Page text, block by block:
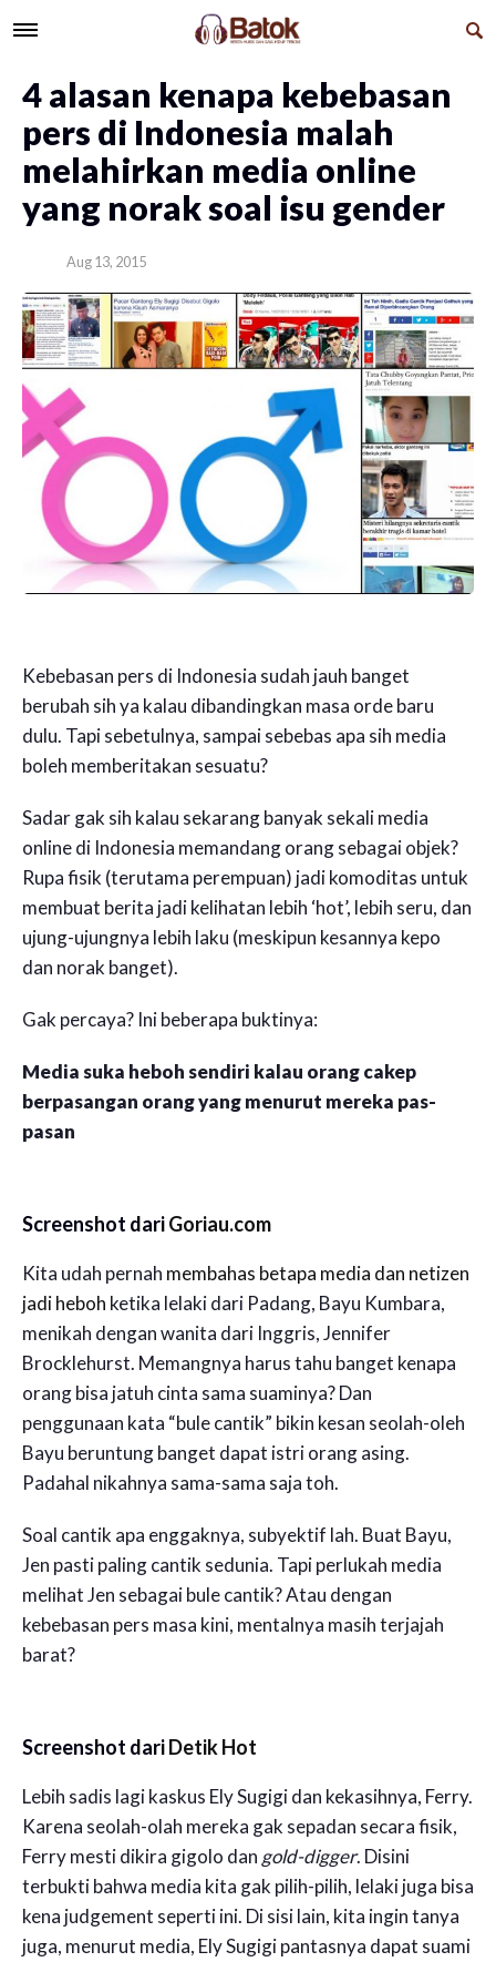
​4 alasan kenapa kebebasan
pers di Indonesia malah
melahirkan media online
yang norak soal isu gender
Aug 13, 2015
Kebebasan pers di Indonesia sudah jauh banget
berubah sih ya kalau dibandingkan masa orde baru
dulu. Tapi sebetulnya, sampai sebebas apa sih media
boleh memberitakan sesuatu?
Sadar gak sih kalau sekarang banyak sekali media
online di Indonesia memandang orang sebagai objek?
Rupa fisik (terutama perempuan) jadi komoditas untuk
membuat berita jadi kelihatan lebih ‘hot’, lebih seru, dan
ujung-ujungnya lebih laku (meskipun kesannya kepo
dan norak banget).
Gak percaya? Ini beberapa buktinya:
Media suka heboh sendiri kalau orang cakep
berpasangan orang yang menurut mereka pas-
pasan
Screenshot dariGoriau.com
Kita udah pernah membahas betapa media dan netizen
jadi heboh ketika lelaki dari Padang, Bayu Kumbara,
menikah dengan wanita dari Inggris, Jennifer
Brocklehurst. Memangnya harus tahu banget kenapa
orang bisa jatuh cinta sama suaminya? Dan
penggunaan kata “bule cantik” bikin kesan seolah-oleh
Bayu beruntung banget dapat istri orang asing.
Padahal nikahnya sama-sama saja toh.
Soal cantik apa enggaknya, subyektif lah. Buat Bayu,
Jen pasti paling cantik sedunia. Tapi perlukah media
melihat Jen sebagai bule cantik? Atau dengan
kebebasan pers masa kini, mentalnya masih terjajah
barat?
Screenshot dariDetik Hot
Lebih sadis lagi kaskus Ely Sugigi dan kekasihnya, Ferry.
Karena seolah-olah mereka gak sepadan secara fisik,
Ferry mesti dikira gigolo dan gold-digger. Disini
terbukti bahwa media kita gak pilih-pilih, lelaki juga bisa
kena judgement seperti ini. Di sisi lain, kita ingin tanya
juga, menurut media, Ely Sugigi pantasnya dapat suami